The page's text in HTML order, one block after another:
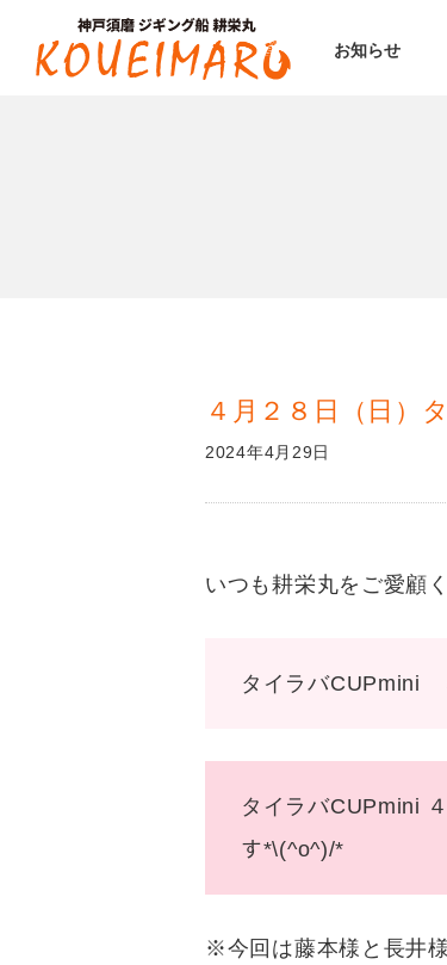
お知らせ
４月２８日（日）
2024年4月29日
いつも耕栄丸をご愛顧
タイラバ
タイラバ
す*\(^o^)/*
※今回は藤本様と長井